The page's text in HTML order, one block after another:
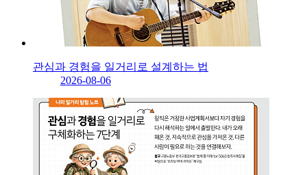
관심과 경험을 일거리로 설계하는 법
2026-08-06